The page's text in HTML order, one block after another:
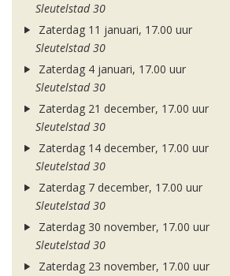
Sleutelstad 30
Zaterdag 11 januari, 17.00 uur
Sleutelstad 30
Zaterdag 4 januari, 17.00 uur
Sleutelstad 30
Zaterdag 21 december, 17.00 uur
Sleutelstad 30
Zaterdag 14 december, 17.00 uur
Sleutelstad 30
Zaterdag 7 december, 17.00 uur
Sleutelstad 30
Zaterdag 30 november, 17.00 uur
Sleutelstad 30
Zaterdag 23 november, 17.00 uur